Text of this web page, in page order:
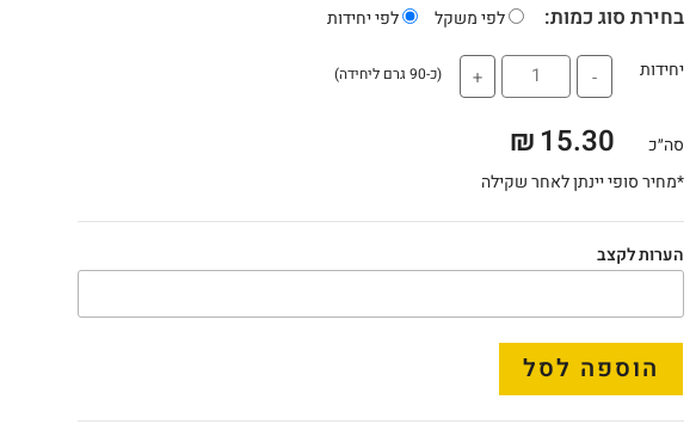
בחירת סוג כמות: לפי משקל לפי יחידות
יחידות -
+ (כ-90 גרם ליחידה)
סה״כ 15.30
₪
*מחיר סופי יינתן לאחר שקילה
הערות לקצב
הוספה לסל